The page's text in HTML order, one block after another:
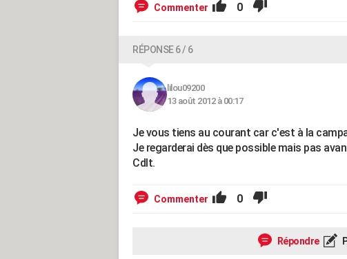
Commenter 0
RÉPONSE 6 / 6
lilou09200
13 août 2012 à 00:17
Je vous tiens au courant car c'est à la
Je regarderai dès que possible mais pas
Cdlt.
Commenter 0
Répondre